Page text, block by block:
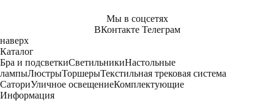
Мы в соцсетях
ВКонтакте Телеграм
наверх
Каталог
Бра и подсветкиСветильникиНастольные
лампыЛюстрыТоршерыТекстильная трековая система
СаториУличное освещениеКомплектующие
Информация